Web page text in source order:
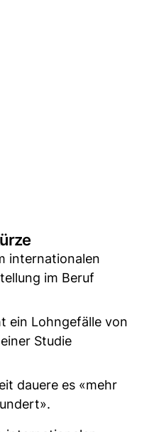
internationalen
im Beruf
ein Lohngefälle von
Studie
dauere es «mehr